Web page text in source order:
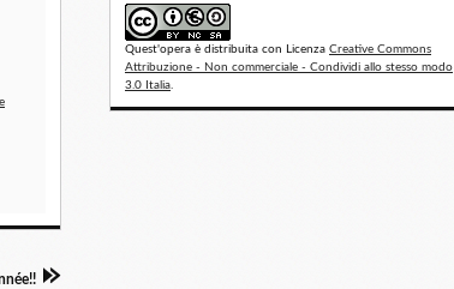
Quest'opera è distribuita con Licenza Creative Commons
Attribuzione - Non commerciale - Condividi allo stesso modo
3.0 Italia.